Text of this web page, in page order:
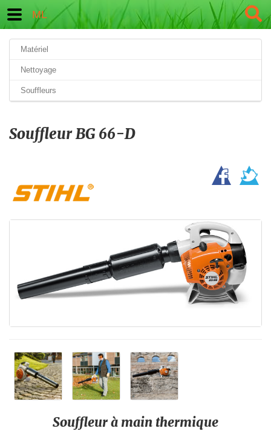
ML
Matériel
Nettoyage
Souffleurs
Souffleur BG 66-D
Souffleur à main thermique